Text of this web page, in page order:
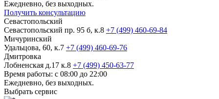
Ежедневно, без выходных.
Получить консультацию
Севастопольский
Севастопольский пр. 95 б, к.8 +7 (499) 460-69-84
Мичуринский
Удальцова, 60, к.7 +7 (499) 460-69-76
Дмитровка
Лобненская д.17 к.8 +7 (499) 450-63-77
Время работы: с 08:00 до 22:00
Ежедневно, без выходных.
Выбрать сервис